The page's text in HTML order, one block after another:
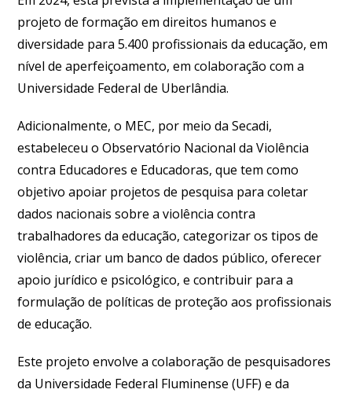
projeto de formação em direitos humanos e
diversidade para 5.400 profissionais da educação, em
nível de aperfeiçoamento, em colaboração com a
Universidade Federal de Uberlândia.
Adicionalmente, o MEC, por meio da Secadi,
estabeleceu o Observatório Nacional da Violência
contra Educadores e Educadoras, que tem como
objetivo apoiar projetos de pesquisa para coletar
dados nacionais sobre a violência contra
trabalhadores da educação, categorizar os tipos de
violência, criar um banco de dados público, oferecer
apoio jurídico e psicológico, e contribuir para a
formulação de políticas de proteção aos profissionais
de educação.
Este projeto envolve a colaboração de pesquisadores
da Universidade Federal Fluminense (UFF) e da